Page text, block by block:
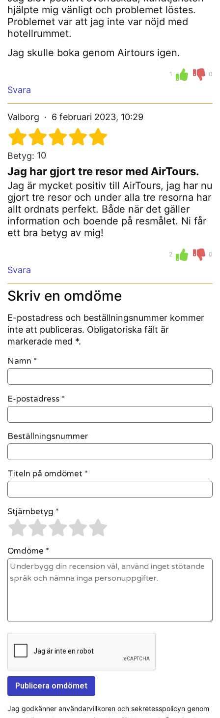
hjälpte mig vänligt och problemet löstes.
Problemet var att jag inte var nöjd med
hotellrummet.
Jag skulle boka genom Airtours igen.
1 0
Svara
Valborg 6 februari 2023, 10:29
Betyg: 10
Jag har gjort tre resor med AirTours.
Jag är mycket positiv till AirTours, jag har nu
gjort tre resor och under alla tre resorna har
allt ordnats perfekt. Både när det gäller
information och boende på resmålet. Ni får
ett bra betyg av mig!
2 0
Svara
Skriv en omdöme
E-postadress och beställningsnummer kommer
inte att publiceras. Obligatoriska fält är
markerade med *.
Namn *
E-postadress *
Beställningsnummer
Titeln på omdömet *
Stjärnbetyg *
Omdöme *
Jag godkänner användarvillkoren och sekretesspolicyn genom